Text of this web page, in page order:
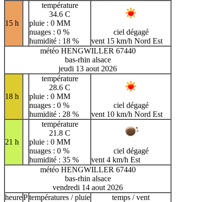
15 h
température
34.6 C
pluie : 0 MM
nuages : 0 %
humidité : 18 %
ciel dégagé
vent 15 km/h Nord Est
météo HENGWILLER 67440
bas-rhin alsace
jeudi 13 aout 2026
18 h
température
28.6 C
pluie : 0 MM
nuages : 0 %
humidité : 28 %
ciel dégagé
vent 10 km/h Nord Est
21 h
température
21.8 C
pluie : 0 MM
nuages : 0 %
humidité : 35 %
ciel dégagé
vent 4 km/h Est
météo HENGWILLER 67440
bas-rhin alsace
vendredi 14 aout 2026
heurePtempératures / pluie temps / vent